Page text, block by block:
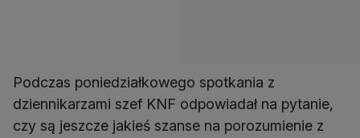
Podczas poniedziałkowego spotkania z
dziennikarzami szef KNF odpowiadał na pytanie,
czy są jeszcze jakieś szanse na porozumienie z